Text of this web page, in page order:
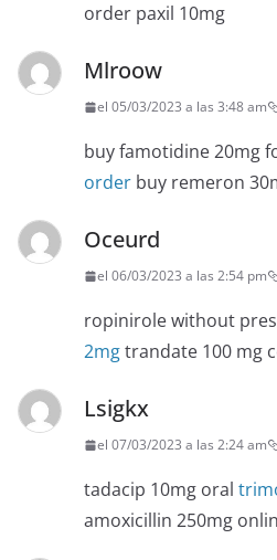
order paxil 10mg
Mlroow
el 05/03/2023 a las 3:48 am
buy famotidine 20mg
order buy remeron
Oceurd
el 06/03/2023 a las 2:54 pm
ropinirole without
2mgtrandate 100 mg
Lsigkx
el 07/03/2023 a las 2:24 am
tadacip 10mg oral
amoxicillin 250mg